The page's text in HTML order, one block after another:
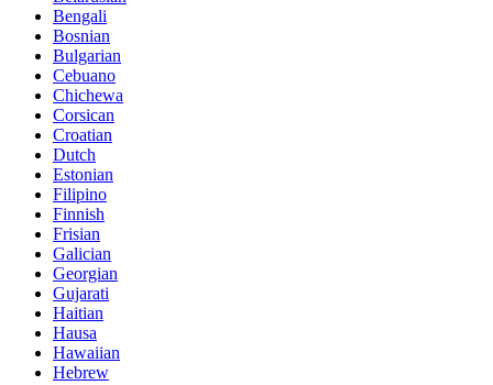
Bengali
Bosnian
Bulgarian
Cebuano
Chichewa
Corsican
Croatian
Dutch
Estonian
Filipino
Finnish
Frisian
Galician
Georgian
Gujarati
Haitian
Hausa
Hawaiian
Hebrew